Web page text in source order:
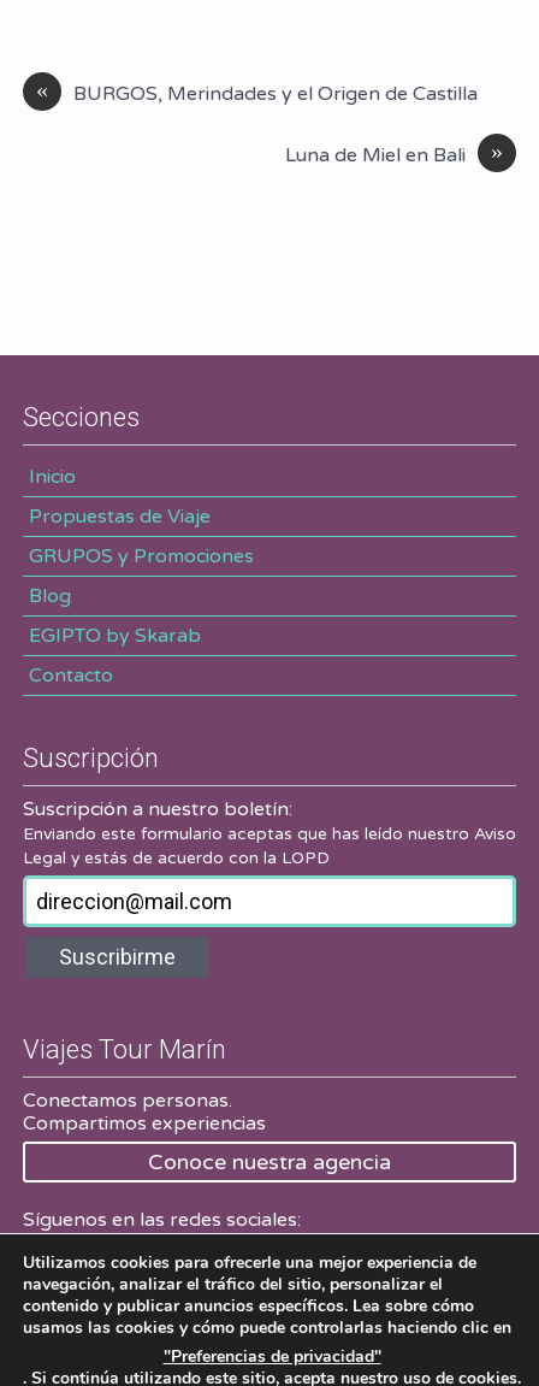
« BURGOS, Merindades y el Origen de Castilla
»
Luna de Miel en Bali
Secciones
Inicio
Propuestas de Viaje
GRUPOS y Promociones
Blog
EGIPTO by Skarab
Contacto
Suscripción
Suscripción a nuestro boletín:
Enviando este formulario aceptas que has leído nuestro Aviso
Legal y estás de acuerdo con la LOPD
Suscribirme
Viajes Tour Marín
Conectamos personas.
Compartimos experiencias
Conoce nuestra agencia
Síguenos en las redes sociales:
Facebook Twitter
Utilizamos cookies para ofrecerle una mejor experiencia de
navegación, analizar el tráfico del sitio, personalizar el
contenido y publicar anuncios específicos. Lea sobre cómo
usamos las cookies y cómo puede controlarlas haciendo clic en
"Preferencias de privacidad"
. Si continúa utilizando este sitio, acepta nuestro uso de cookies.